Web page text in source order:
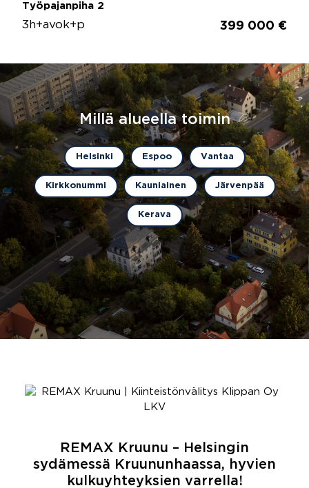
Työpajanpiha 2
3h+avok+p 399 000 €
Millä alueella toimin
Helsinki Espoo Vantaa
Kirkkonummi Kauniainen Järvenpää
Kerava
REMAX Kruunu – Helsingin
sydämessä Kruununhaassa, hyvien
kulkuyhteyksien varrella!